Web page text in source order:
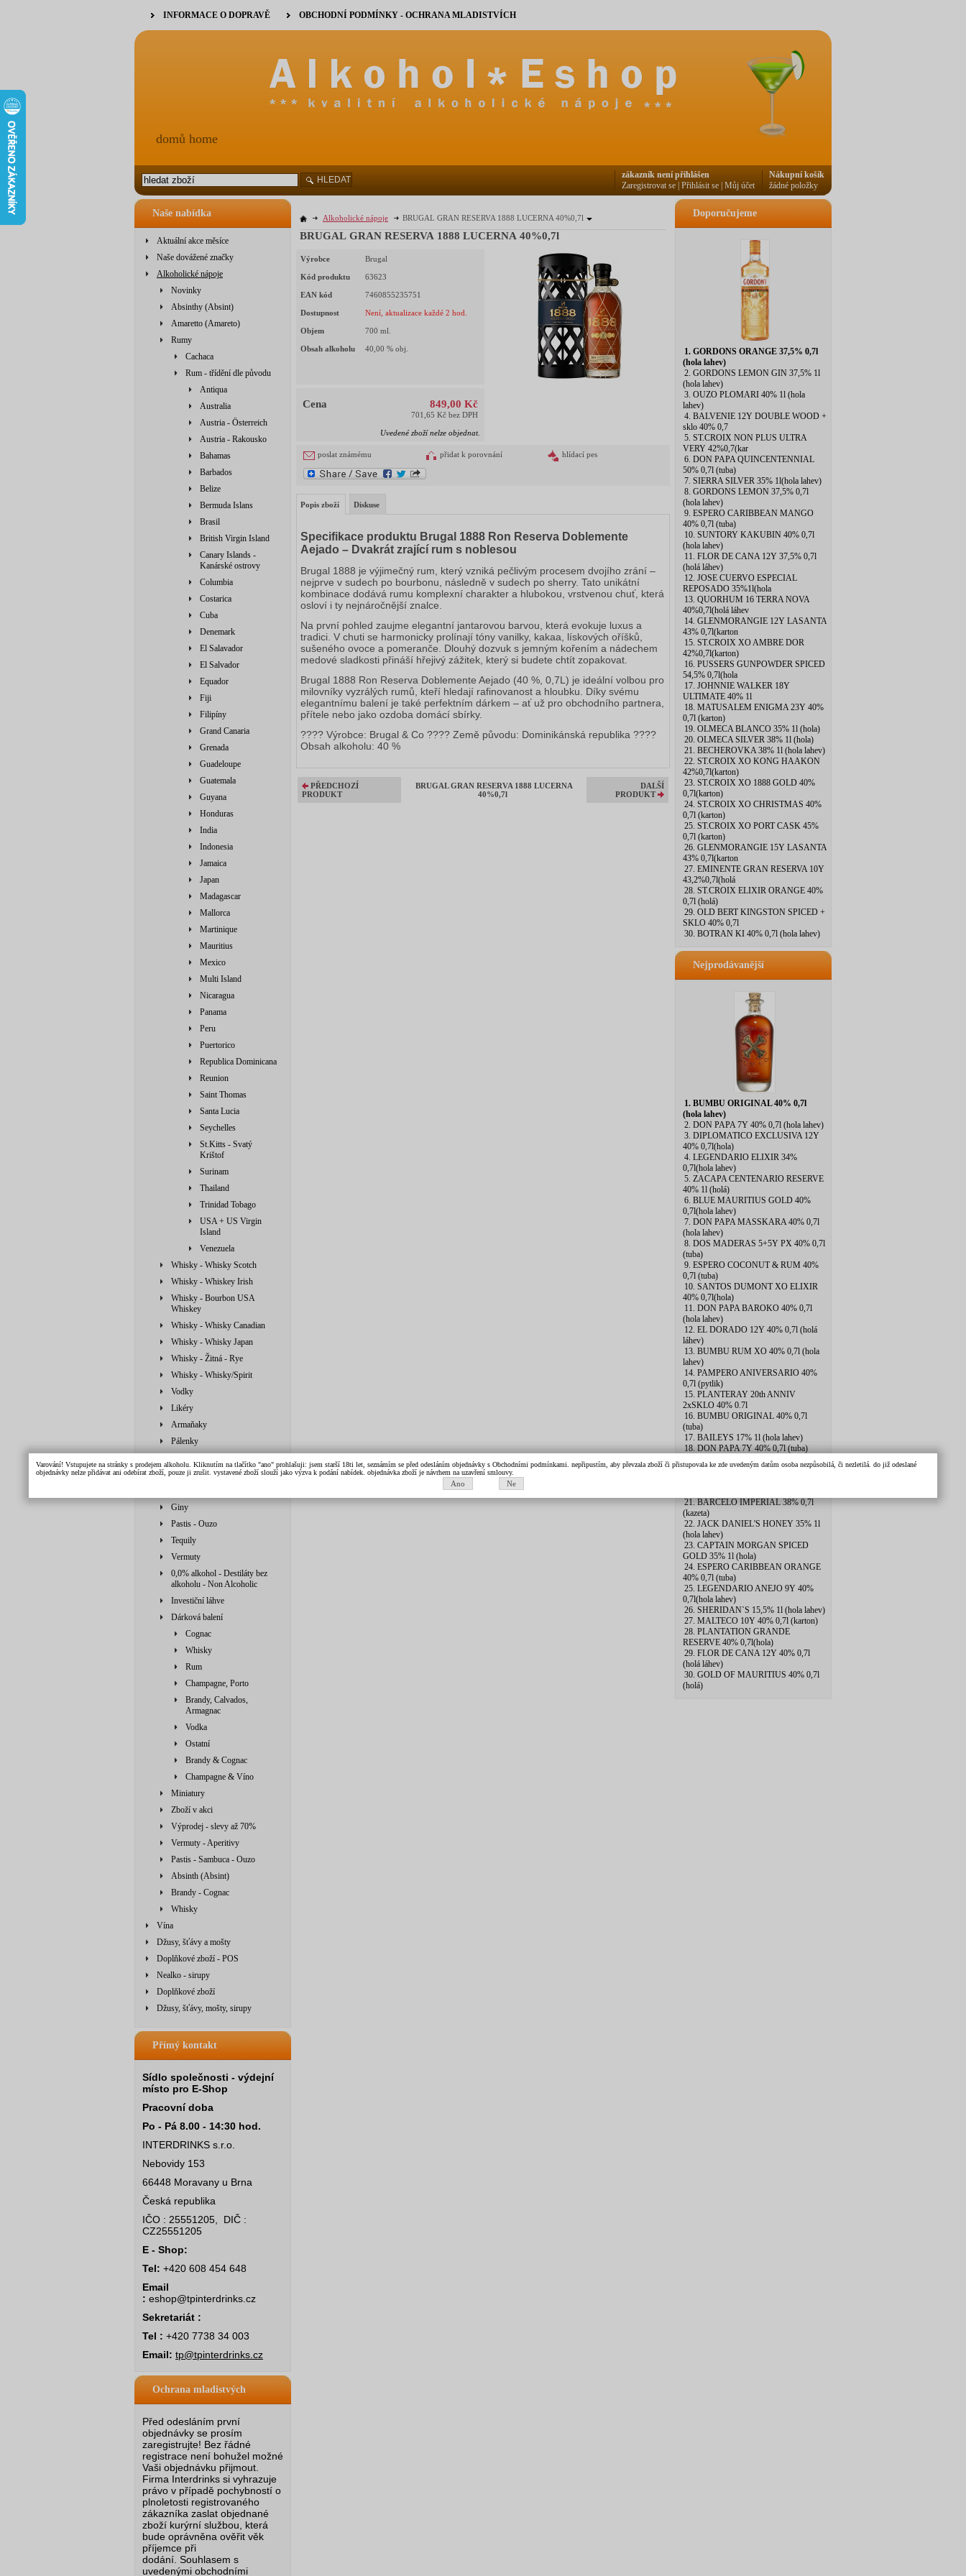
Naše nabídka
Aktuální akce měsíce
Naše dovážené značky
Alkoholické nápoje
Novinky
Absinthy (Absint)
Amaretto (Amareto)
Rumy
Cachaca
Rum - třídění dle původu
Antiqua
Australia
Austria - Österreich
Austria - Rakousko
Bahamas
Barbados
Belize
Bermuda Islans
Brasil
British Virgin Island
Canary Islands -
Kanárské ostrovy
Columbia
Costarica
Cuba
Denemark
El Salavador
El Salvador
Equador
Fiji
Filipíny
Grand Canaria
Grenada
Guadeloupe
Guatemala
Guyana
Honduras
India
Indonesia
Jamaica
Japan
Madagascar
Mallorca
Martinique
Mauritius
Mexico
Multi Island
Nicaragua
Panama
Peru
Puertorico
Republica Dominicana
Reunion
Saint Thomas
Santa Lucia
Seychelles
St.Kitts - Svatý
Krištof
Surinam
Thailand
Trinidad Tobago
USA + US Virgin
Island
Venezuela
Whisky - Whisky Scotch
Whisky - Whiskey Irish
Whisky - Bourbon USA
Whiskey
Whisky - Whisky Canadian
Whisky - Whisky Japan
Whisky - Žitná - Rye
Whisky - Whisky/Spirit
Vodky
Likéry
Armaňaky
Pálenky
Brandy
Giny
Pastis - Ouzo
Tequily
Vermuty
0,0% alkohol - Destiláty bez
alkoholu - Non Alcoholic
Investiční láhve
Dárková balení
Cognac
Whisky
Rum
Champagne, Porto
Brandy, Calvados,
Armagnac
Vodka
Ostatní
Brandy & Cognac
Champagne & Víno
Miniatury
Zboží v akci
Výprodej - slevy až 70%
Vermuty - Aperitivy
Pastis - Sambuca - Ouzo
Absinth (Absint)
Brandy - Cognac
Whisky
Vína
Džusy, šťávy a mošty
Doplňkové zboží - POS
Nealko - sirupy
Doplňkové zboží
Džusy, šťávy, mošty, sirupy
Přímý kontakt
Sídlo společnosti - výdejní
místo pro E-Shop
Pracovní doba
Po - Pá 8.00 - 14:30 hod.
INTERDRINKS s.r.o.
Nebovidy 153
66448 Moravany u Brna
Česká republika
IČO : 25551205, DIČ :
CZ25551205
E - Shop:
Tel: +420 608 454 648
Email
: eshop@tpinterdrinks.cz
Sekretariát :
Tel : +420 7738 34 003
Email: tp@tpinterdrinks.cz
Ochrana mladistvých
Před odesláním první
objednávky se prosím
zaregistrujte! Bez řádné
registrace není bohužel možné
Vaši objednávku přijmout.
Firma Interdrinks si vyhrazuje
právo v případě pochybností o
plnoletosti registrovaného
zákazníka zaslat objednané
zboží kurýrní službou, která
bude oprávněna ověřit věk
příjemce při
dodání. Souhlasem s
uvedenými obchodními
Alkoholické nápoje BRUGAL GRAN RESERVA 1888 LUCERNA 40%0,7l
BRUGAL GRAN RESERVA 1888 LUCERNA 40%0,7l
Výrobce Brugal
Kód produktu 63623
EAN kód 7460855235751
Dostupnost Není, aktualizace každé 2 hod.
Objem 700 ml.
Obsah alkoholu 40,00 % obj.
Cena 849,00 Kč
701,65 Kč bez DPH
Uvedené zboží nelze objednat.
poslat známému přidat k porovnání hlídací pes
Popis zboží Diskuse
Specifikace produktu Brugal 1888 Ron Reserva Doblemente
Aejado – Dvakrát zrající rum s noblesou
Brugal 1888 je výjimečný rum, který vzniká pečlivým procesem dvojího zrání –
nejprve v sudech po bourbonu, následně v sudech po sherry. Tato unikátní
kombinace dodává rumu komplexní charakter a hlubokou, vrstvenou chuť, která
osloví i ty nejnáročnější znalce.
Na první pohled zaujme elegantní jantarovou barvou, která evokuje luxus a
tradici. V chuti se harmonicky prolínají tóny vanilky, kakaa, lískových oříšků,
sušeného ovoce a pomeranče. Dlouhý dozvuk s jemným kořením a nádechem
medové sladkosti přináší hřejivý zážitek, který si budete chtít zopakovat.
Brugal 1888 Ron Reserva Doblemente Aejado (40 %, 0,7L) je ideální volbou pro
milovníky vyzrálých rumů, kteří hledají rafinovanost a hloubku. Díky svému
elegantnímu balení je také perfektním dárkem – ať už pro obchodního partnera,
přítele nebo jako ozdoba domácí sbírky.
???? Výrobce: Brugal & Co ???? Země původu: Dominikánská republika ????
Obsah alkoholu: 40 %
PŘEDCHOZÍ
PRODUKT
BRUGAL GRAN RESERVA 1888 LUCERNA
40%0,7l
DALŠÍ
PRODUKT
Doporučujeme
1. GORDONS ORANGE 37,5% 0,7l
(hola lahev)
2. GORDONS LEMON GIN 37,5% 1l
(hola lahev)
3. OUZO PLOMARI 40% 1l (hola
lahev)
4. BALVENIE 12Y DOUBLE WOOD +
sklo 40% 0,7
5. ST.CROIX NON PLUS ULTRA
VERY 42%0,7(kar
6. DON PAPA QUINCENTENNIAL
50% 0,7l (tuba)
7. SIERRA SILVER 35% 1l(hola lahev)
8. GORDONS LEMON 37,5% 0,7l
(hola lahev)
9. ESPERO CARIBBEAN MANGO
40% 0,7l (tuba)
10. SUNTORY KAKUBIN 40% 0,7l
(hola lahev)
11. FLOR DE CANA 12Y 37,5% 0,7l
(holá láhev)
12. JOSE CUERVO ESPECIAL
REPOSADO 35%1l(hola
13. QUORHUM 16 TERRA NOVA
40%0,7l(holá láhev
14. GLENMORANGIE 12Y LASANTA
43% 0,7l(karton
15. ST.CROIX XO AMBRE DOR
42%0,7l(karton)
16. PUSSERS GUNPOWDER SPICED
54,5% 0,7l(hola
17. JOHNNIE WALKER 18Y
ULTIMATE 40% 1l
18. MATUSALEM ENIGMA 23Y 40%
0,7l (karton)
19. OLMECA BLANCO 35% 1l (hola)
20. OLMECA SILVER 38% 1l (hola)
21. BECHEROVKA 38% 1l (hola lahev)
22. ST.CROIX XO KONG HAAKON
42%0,7l(karton)
23. ST.CROIX XO 1888 GOLD 40%
0,7l(karton)
24. ST.CROIX XO CHRISTMAS 40%
0,7l (karton)
25. ST.CROIX XO PORT CASK 45%
0,7l (karton)
26. GLENMORANGIE 15Y LASANTA
43% 0,7l(karton
27. EMINENTE GRAN RESERVA 10Y
43,2%0,7l(holá
28. ST.CROIX ELIXIR ORANGE 40%
0,7l (holá)
29. OLD BERT KINGSTON SPICED +
SKLO 40% 0,7l
30. BOTRAN KI 40% 0,7l (hola lahev)
Nejprodávanější
1. BUMBU ORIGINAL 40% 0,7l
(hola lahev)
2. DON PAPA 7Y 40% 0,7l (hola lahev)
3. DIPLOMATICO EXCLUSIVA 12Y
40% 0,7l(hola)
4. LEGENDARIO ELIXIR 34%
0,7l(hola lahev)
5. ZACAPA CENTENARIO RESERVE
40% 1l (holá)
6. BLUE MAURITIUS GOLD 40%
0,7l(hola lahev)
7. DON PAPA MASSKARA 40% 0,7l
(hola lahev)
8. DOS MADERAS 5+5Y PX 40% 0,7l
(tuba)
9. ESPERO COCONUT & RUM 40%
0,7l (tuba)
10. SANTOS DUMONT XO ELIXIR
40% 0,7l(hola)
11. DON PAPA BAROKO 40% 0,7l
(hola lahev)
12. EL DORADO 12Y 40% 0,7l (holá
láhev)
13. BUMBU RUM XO 40% 0,7l (hola
lahev)
14. PAMPERO ANIVERSARIO 40%
0,7l (pytlik)
15. PLANTERAY 20th ANNIV
2xSKLO 40% 0.7l
16. BUMBU ORIGINAL 40% 0,7l
(tuba)
17. BAILEYS 17% 1l (hola lahev)
18. DON PAPA 7Y 40% 0,7l (tuba)
19. DIPLOMATICO EXCLUSIVA˙12Y
40% 0,7l(tuba)
21. BARCELO IMPERIAL 38% 0,7l
(kazeta)
22. JACK DANIEL'S HONEY 35% 1l
(hola lahev)
23. CAPTAIN MORGAN SPICED
GOLD 35% 1l (hola)
24. ESPERO CARIBBEAN ORANGE
40% 0,7l (tuba)
25. LEGENDARIO ANEJO 9Y 40%
0,7l(hola lahev)
26. SHERIDAN`S 15,5% 1l (hola lahev)
27. MALTECO 10Y 40% 0,7l (karton)
28. PLANTATION GRANDE
RESERVE 40% 0,7l(hola)
29. FLOR DE CANA 12Y 40% 0,7l
(holá láhev)
30. GOLD OF MAURITIUS 40% 0,7l
(holá)
INFORMACE O DOPRAVĚ OBCHODNÍ PODMÍNKY - OCHRANA MLADISTVÍCH
domů home
HLEDAT
Nákupní košík
žádné položky
zákazník není přihlášen
Zaregistrovat se Přihlásit se Můj účet
Varování! Vstupujete na stránky s prodejem alkoholu. Kliknutím na tlačítko "ano" prohlašuji: jsem starší 18ti let, seznámím se před odesláním objednávky s Obchodními podmínkami. nepřipustím, aby převzala zboží či přistupovala ke zde uvedeným datům osoba nezpůsobilá, či nezletilá. do již odeslané
objednávky nelze přidávat ani odebírat zboží, pouze ji zrušit. vystavené zboží slouží jako výzva k podání nabídek. objednávka zboží je návrhem na uzavření smlouvy.
Ano Ne